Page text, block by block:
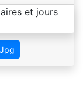
Jpg